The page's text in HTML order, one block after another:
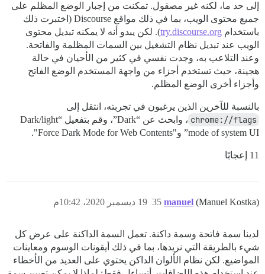
إلى حد ما، لكنه غير مصقول. تمكنت من إجبار الوضع المظلم على
جميع محتوى الويب، بما في ذلك مواقع Discourse (اختبرت ذلك
باستخدام try.discourse.org). لكن يبدو أنه لا يمكنه تبديل محتوى
الويب عند تبديل نظام التشغيل بين السمات المظلمة والفاتحة.
وعند التلاعب به، وجدت نفسي في كثير من الأحيان في حالة
هجينة، حيث تستخدم أجزاء من واجهة المستخدم الوضع الفاتح
وأجزاء أخرى الوضع المظلم.
بالنسبة للآخرين الذين يرغبون في تجربته، انتقل إلى
chrome://flags
، وابحث عن “Dark”، وقم بتفعيل “Dark/light
mode of system UI” و"Force Dark Mode for Web Contents".
11 إعجابًا
manuel (Manuel Kostka) 19 ديسمبر 2020، 10:42م 35
لدينا سمة فاتحة وسمة داكنة. تعمل السمة الداكنة على عرض كل
شيء بالطريقة التي نريدها، بما في ذلك أيقونات الوسوم ومعاينات
المواضيع. لكن نظام الألوان الداكن يحتوي على العديد من الأخطاء